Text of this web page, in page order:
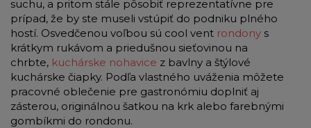
suchu, a pritom stále pôsobiť reprezentatívne pre
prípad, že by ste museli vstúpiť do podniku plného
hostí. Osvedčenou voľbou sú cool vent rondony s
krátkym rukávom a priedušnou sieťovinou na
chrbte, kuchárske nohavice z bavlny a štýlové
kuchárske čiapky. Podľa vlastného uváženia môžete
pracovné oblečenie pre gastronómiu doplniť aj
zásterou, originálnou šatkou na krk alebo farebnými
gombíkmi do rondonu.